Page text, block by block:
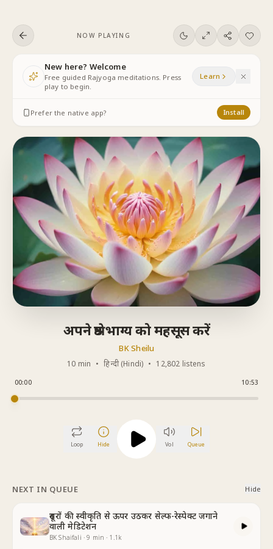
NOW PLAYING
New here? Welcome
Free guided Rajyoga meditations. Press
play to begin.
Learn
Prefer the native app? Install
अपने श्रेष्ठ भाग्य को महसूस करें
BK Sheilu
10 min • हिन्दी (Hindi) • 12,802 listens
00:00 10:53
Loop Hide Vol Queue
NEXT IN QUEUE Hide
दूसरों की स्वीकृति से ऊपर उठकर सेल्फ-रेस्पेक्ट जगाने
वाली मेडिटेशन
BK Shaifali ·9 min · 1.1k